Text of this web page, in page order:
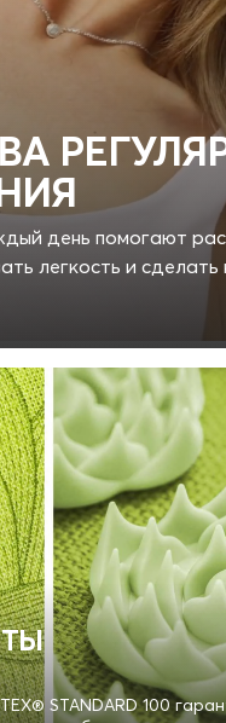
день помогают
легкость и
STANDARD 100